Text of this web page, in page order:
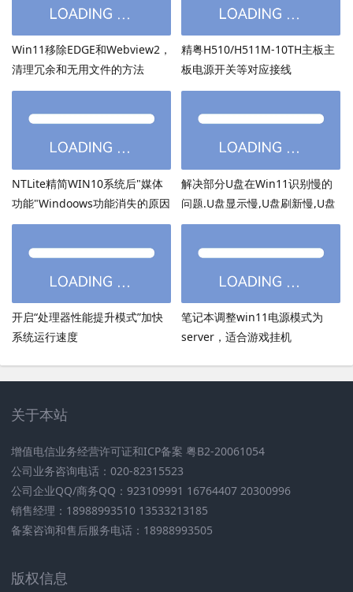
Win11移除EDGE和Webview2，
清理冗余和无用文件的方法
精粤H510/H511M-10TH主板主
板电源开关等对应接线
NTLite精简WIN10系统后"媒体
功能"Windoows功能消失的原因
解决部分U盘在Win11识别慢的
问题.U盘显示慢,U盘刷新慢,U盘
加载慢
开启“处理器性能提升模式”加快
系统运行速度
笔记本调整win11电源模式为
server，适合游戏挂机
关于本站
增值电信业务经营许可证和ICP备案 粤B2-20061054
公司业务咨询电话：020-82315523
公司企业QQ/商务QQ：923109991 16764407 20300996
销售经理：18988993510 13533213185
备案咨询和售后服务电话：18988993505
版权信息